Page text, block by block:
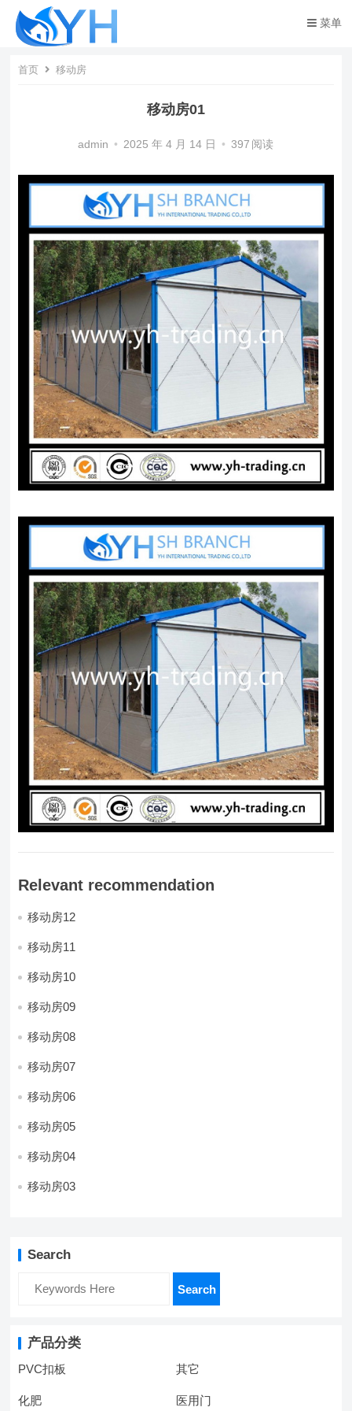
菜单
首页 移动房
移动房01
admin • 2025 年 4 月 14 日 • 397 阅读
Relevant recommendation
移动房12
移动房11
移动房10
移动房09
移动房08
移动房07
移动房06
移动房05
移动房04
移动房03
Search
Search
产品分类
PVC扣板 其它
化肥 医用门